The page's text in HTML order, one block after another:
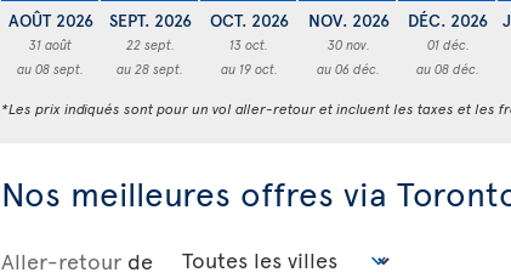
AOÛT 2026
31 août
au 08 sept.
SEPT. 2026
22 sept.
au 28 sept.
OCT. 2026
13 oct.
au 19 oct.
NOV. 2026
30 nov.
au 06 déc.
DÉC. 2026
01 déc.
au 08 déc.
*Les prix indiqués sont pour un vol aller-retour et incluent les taxes et les
Nos meilleures offres via
Aller-retour de